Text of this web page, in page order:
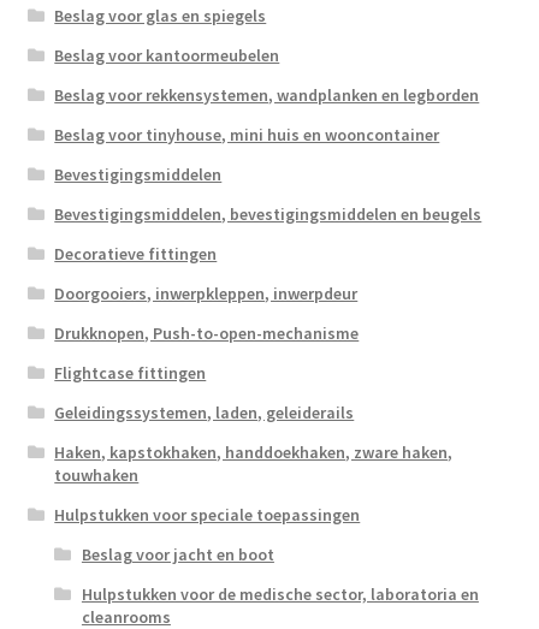
Beslag voor glas en spiegels
Beslag voor kantoormeubelen
Beslag voor rekkensystemen, wandplanken en legborden
Beslag voor tinyhouse, mini huis en wooncontainer
Bevestigingsmiddelen
Bevestigingsmiddelen, bevestigingsmiddelen en beugels
Decoratieve fittingen
Doorgooiers, inwerpkleppen, inwerpdeur
Drukknopen, Push-to-open-mechanisme
Flightcase fittingen
Geleidingssystemen, laden, geleiderails
Haken, kapstokhaken, handdoekhaken, zware haken,
touwhaken
Hulpstukken voor speciale toepassingen
Beslag voor jacht en boot
Hulpstukken voor de medische sector, laboratoria en
cleanrooms